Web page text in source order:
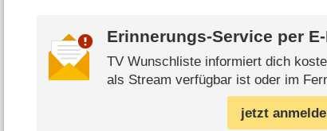
Erinnerungs-Service per
TV Wunschliste informiert dich
als Stream verfügbar ist oder im
jetzt